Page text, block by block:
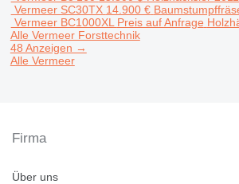
Vermeer SC30TX 14.900 €
Vermeer BC1000XL Preis auf Anfrage
Alle Vermeer Forsttechnik
48 Anzeigen →
Alle Vermeer
Firma
Über uns